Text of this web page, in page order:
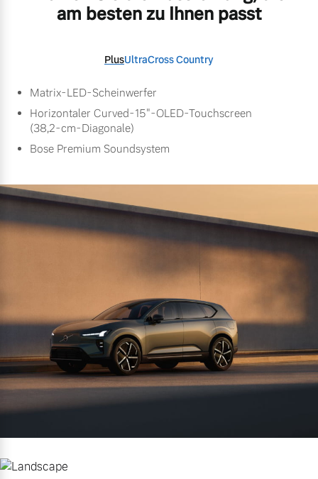
am besten zu Ihnen passt
PlusUltraCross Country
Matrix-LED-Scheinwerfer
Horizontaler Curved-15"-OLED-Touchscreen
(38,2-cm-Diagonale)
Bose Premium Soundsystem